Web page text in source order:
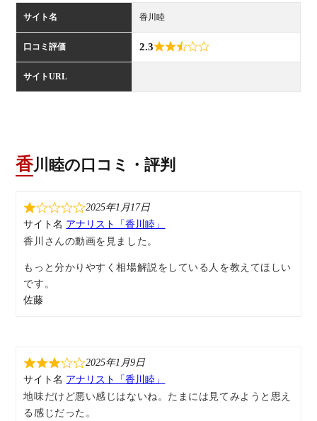
サイト名 香川睦
口コミ評価 2.3
サイトURL
香川睦の口コミ・評判
2025年1月17日
サイト名 アナリスト「香川睦」
香川さんの動画を見ました。
もっと分かりやすく相場解説をしている人を教えてほしい
です。
佐藤
2025年1月9日
サイト名 アナリスト「香川睦」
地味だけど悪い感じはないね。たまには見てみようと思え
る感じだった。